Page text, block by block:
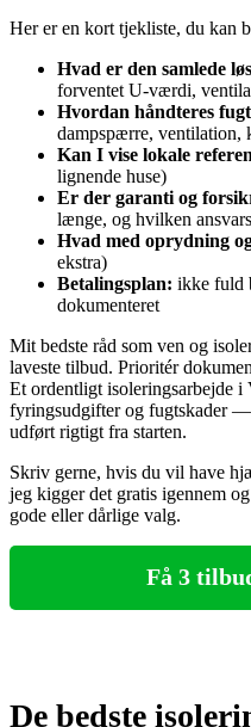
Her er en kort tjekliste, du kan
Hvad er den samlede
forventet U‑værdi,
Hvordan håndteres
dampspærre,
Kan I vise lokale
lignende huse)
Er der garanti og
længe, og hvilken
Hvad med oprydning
ekstra)
Betalingsplan: ikke fuld
dokumenteret
Mit bedste råd som ven og
laveste tilbud. Prioritér
Et ordentligt isoleringsarbejde
fyringsudgifter og fugtskader
udført rigtigt fra starten.
Skriv gerne, hvis du vil have
jeg kigger det gratis igennem
gode eller dårlige valg.
Få 3
De bedste